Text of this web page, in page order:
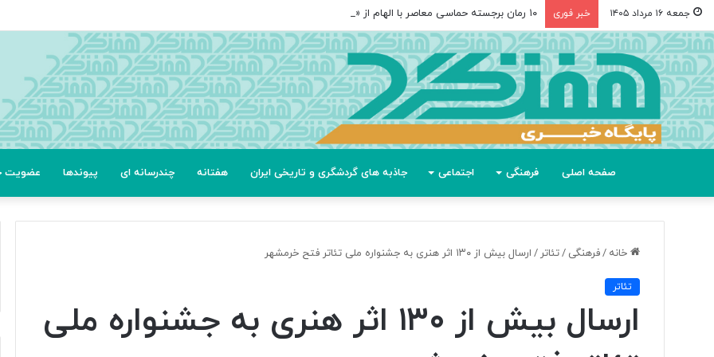
جمعه ۱۶ مرداد ۱۴۰۵ خبر فوری ۱۰ رمان برجسته حماسی معاصر با الهام از «اودیسه» هومر
صفحه اصلی فرهنگی اجتماعی جاذبه های گردشگری و تاریخی ایران هفتانه چندرسانه ای پیوندها عضویت
خانه /فرهنگی /تئاتر / ارسال بیش از ۱۳۰ اثر هنری به جشنواره ملی تئاتر فتح خرمشهر
تئاتر
ارسال بیش از ۱۳۰ اثر هنری به جشنواره ملی